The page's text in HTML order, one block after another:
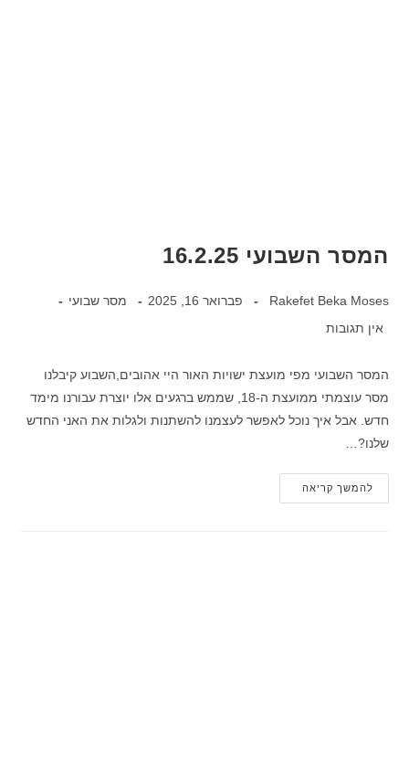
המסר השבועי 16.2.25
Rakefet Beka Moses פברואר 16, 2025
מסר שבועי
אין תגובות
המסר השבועי מפי מועצת ישויות האור היי אהובים,השבוע קיבלנו
מסר עוצמתי ממועצת ה-18, שממש ברגעים אלו יוצרת עבורנו מימד
חדש. אבל איך נוכל לאפשר לעצמנו להשתנות ולגלות את האני החדש
שלנו?…
להמשך קריאה